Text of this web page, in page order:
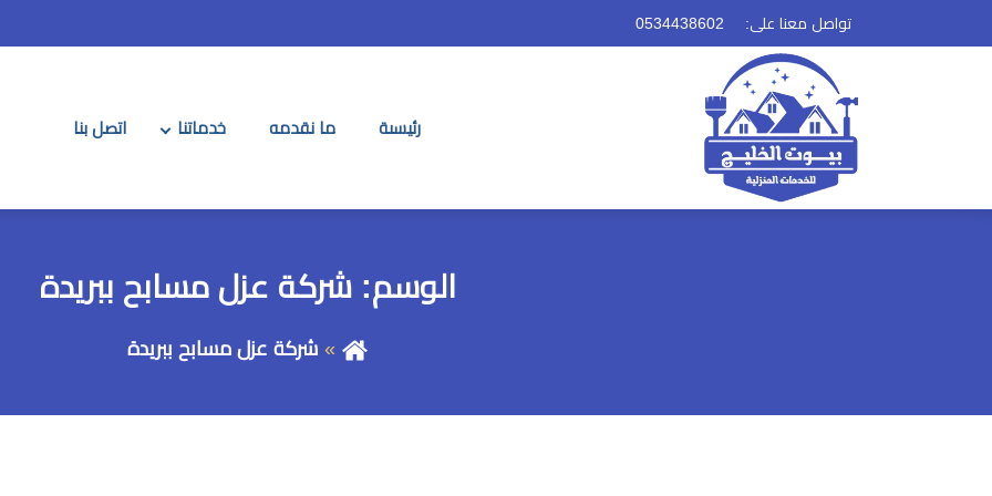
تواصل معنا على:
رئيسىة ما نقدمه خدماتنا اتصل بنا
الوسم: شركة عزل مسابح ببريدة
شركة عزل مسابح ببريدة